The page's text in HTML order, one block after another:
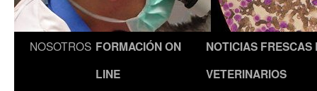
NOSOTROS FORMACIÓN ON
LINE
NOTICIAS FRESCAS
VETERINARIOS